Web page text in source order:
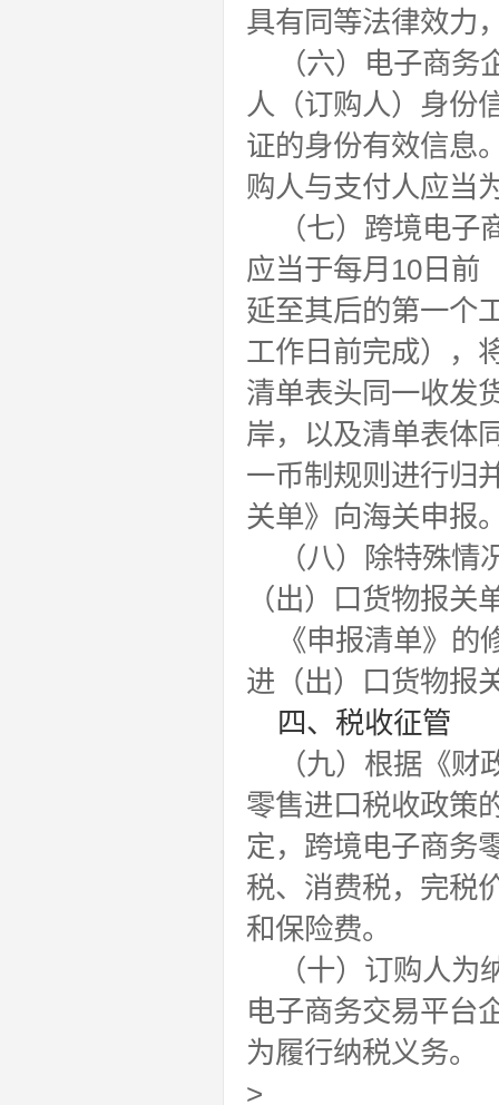
具有同等法律效力
（六）电子商
人（订购人）身份
证的身份有效信息
购人与支付人应当
（七）跨境电
应当于每月10日前
延至其后的第一个
工作日前完成），
清单表头同一收发
岸，以及清单表体
一币制规则进行归
关单》向海关申报
（八）除特殊
（出）口货物报
《申报清单》
进（出）口货物报
四、税收征管
（九）根据《
零售进口税收政策
定，跨境电子商务
税、消费税，完税
和保险费。
（十）订购人
电子商务交易平台
为履行纳税义务。
>